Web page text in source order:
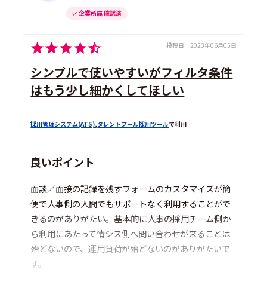
企業所属 確認済
投稿日： 2023年06月05日
シンプルで使いやすいがフィルタ条件
はもう少し細かくしてほしい
採用管理システム(ATS),タレントプール採用ツールで利用
良いポイント
面談／面接の記録を残すフォームのカスタマイズが簡
便で人事側の人間でもサポートなく利用することがで
きるのがありがたい。基本的に人事の採用チーム側か
ら利用にあたって情シス側へ問い合わせが来ることは
殆どないので、運用負荷が殆どないのがありがたいで
す。